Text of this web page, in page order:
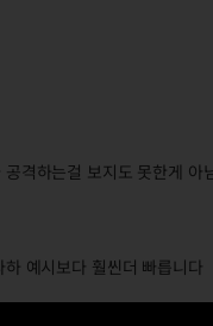
공격하는걸 보지도 못한게 아
예시보다 훨씬더 빠릅니다